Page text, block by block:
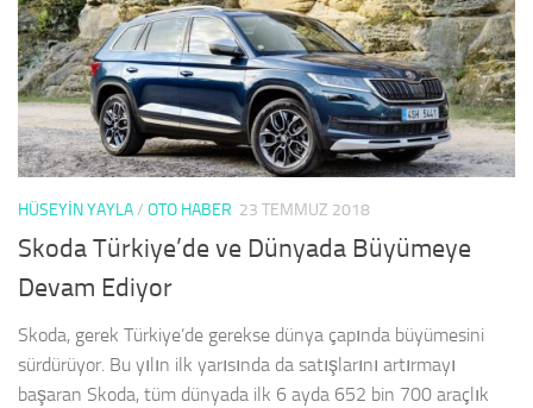
HÜSEYIN YAYLA/ OTO HABER 23 TEMMUZ 2018
Skoda Türkiye’de ve Dünyada Büyümeye
Devam Ediyor
Skoda, gerek Türkiye’de gerekse dünya çapında büyümesini
sürdürüyor. Bu yılın ilk yarısında da satışlarını artırmayı
başaran Skoda, tüm dünyada ilk 6 ayda 652 bin 700 araçlık